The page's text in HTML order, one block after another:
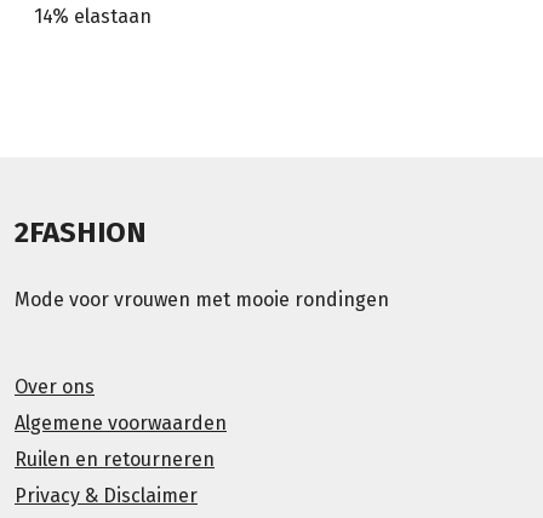
14% elastaan
2FASHION
Mode voor vrouwen met mooie rondingen
Over ons
Algemene voorwaarden
Ruilen en retourneren
Privacy & Disclaimer